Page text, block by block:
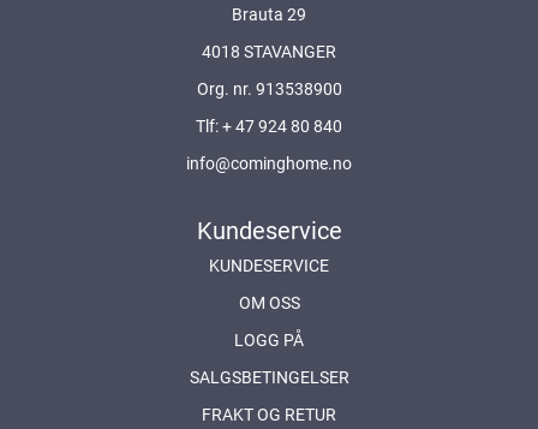
Brauta 29
4018 STAVANGER
Org. nr. 913538900
Tlf:+ 47 924 80 840
info@cominghome.no
Kundeservice
KUNDESERVICE
OM OSS
LOGG PÅ
SALGSBETINGELSER
FRAKT OG RETUR